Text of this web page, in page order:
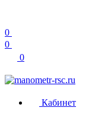
0
0
0
Кабинет